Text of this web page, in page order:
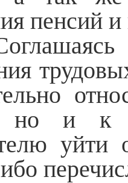
пенсий
на
но и к
уйти